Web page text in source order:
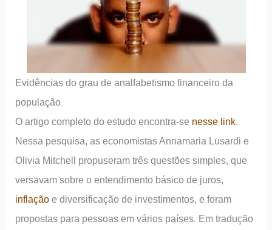
Evidências do grau de analfabetismo financeiro da
população
O artigo completo do estudo encontra-se nesse link.
Nessa pesquisa, as economistas Annamaria Lusardi e
Olivia Mitchell propuseram três questões simples, que
versavam sobre o entendimento básico de juros,
inflação e diversificação de investimentos, e foram
propostas para pessoas em vários países. Em tradução